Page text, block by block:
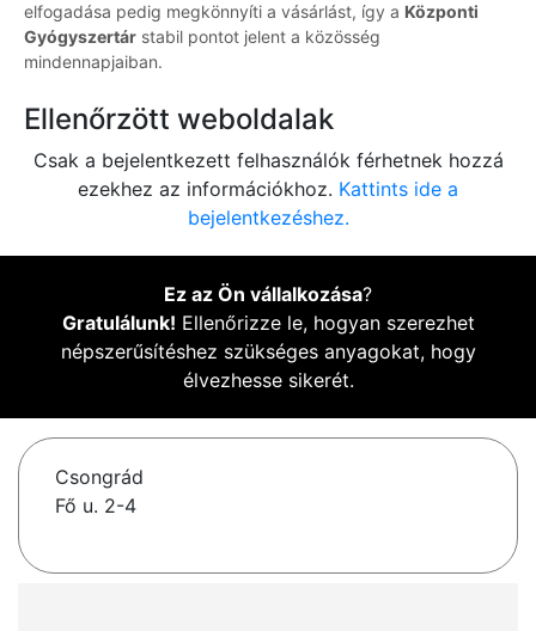
elfogadása pedig megkönnyíti a vásárlást, így a Központi
Gyógyszertár stabil pontot jelent a közösség
mindennapjaiban.
Ellenőrzött weboldalak
Csak a bejelentkezett felhasználók férhetnek hozzá
ezekhez az információkhoz. Kattints ide a
bejelentkezéshez.
Ez az Ön vállalkozása?
Gratulálunk! Ellenőrizze le, hogyan szerezhet
népszerűsítéshez szükséges anyagokat, hogy
élvezhesse sikerét.
Csongrád
Fő u. 2-4